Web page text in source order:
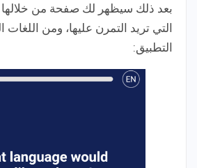
بعد ذلك سيظهر لك صفحة من خلالها
التي تريد التمرن عليها، ومن اللغات
التطبيق: